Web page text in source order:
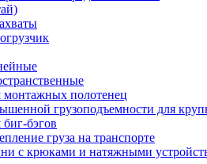
монтажных полотенец
грузоподъемности для
бэгов
груза на транспорте
с крюками и натяжными